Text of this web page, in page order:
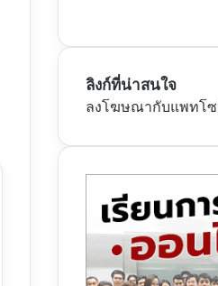
ลิงก์ที่น่าสนใจ
ลงโฆษณากับแพทโ